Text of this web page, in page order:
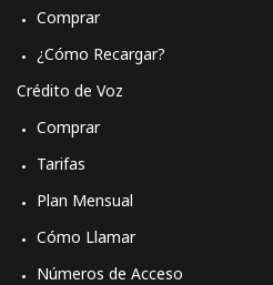
Comprar
¿Cómo Recargar?
Crédito de Voz
Comprar
Tarifas
Plan Mensual
Cómo Llamar
Números de Acceso